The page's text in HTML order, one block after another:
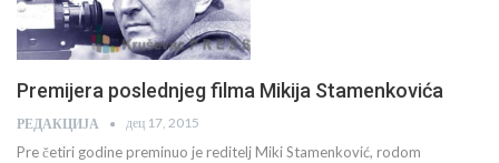
Premijera poslednjeg filma Mikija Stamenkovića
РЕДАКЦИЈА дец 17, 2015
Pre četiri godine preminuo je reditelj Miki Stamenković, rodom